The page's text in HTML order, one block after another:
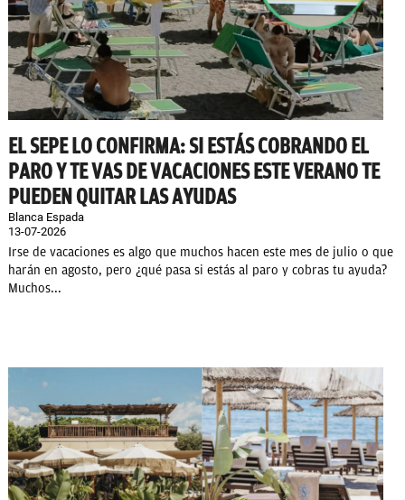
EL SEPE LO CONFIRMA: SI ESTÁS COBRANDO EL
PARO Y TE VAS DE VACACIONES ESTE VERANO TE
PUEDEN QUITAR LAS AYUDAS
Blanca Espada
13-07-2026
Irse de vacaciones es algo que muchos hacen este mes de julio o que
harán en agosto, pero ¿qué pasa si estás al paro y cobras tu ayuda?
Muchos...